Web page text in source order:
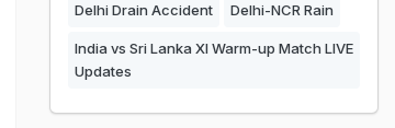
Delhi Drain Accident Delhi-NCR Rain
India vs Sri Lanka XI Warm-up Match LIVE
Updates